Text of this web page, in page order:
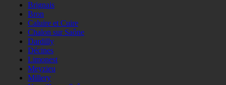
Brignais
Bron
Caluire et Cuire
Chalon sur Saône
Dardilly
Décines
Limonest
Meyzieu
Millery